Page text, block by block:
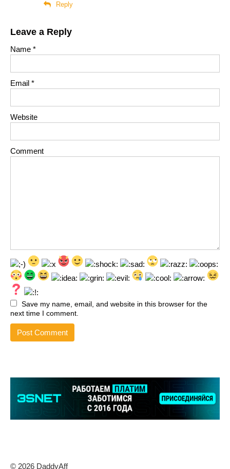
Reply
Leave a Reply
Name *
Email *
Website
Comment
Save my name, email, and website in this browser for the
next time I comment.
© 2026 DaddyAff